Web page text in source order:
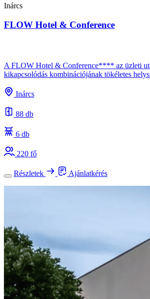
Inárcs
FLOW Hotel & Conference
A FLOW Hotel & Conference**** az üzleti
kikapcsolódás kombinációjának tökéletes
Inárcs
88 db
6 db
220 fő
Részletek Ajánlatkérés